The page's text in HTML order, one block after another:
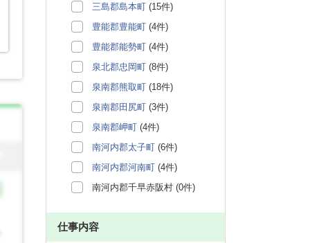
三島郡島本町 (15件)
豊能郡豊能町 (4件)
豊能郡能勢町 (4件)
泉北郡忠岡町 (8件)
泉南郡熊取町 (18件)
泉南郡田尻町 (3件)
泉南郡岬町 (4件)
南河内郡太子町 (6件)
南河内郡河南町 (4件)
南河内郡千早赤阪村 (0件)
仕事内容